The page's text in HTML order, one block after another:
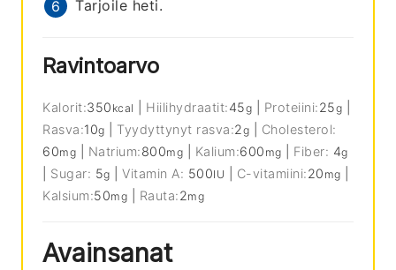
Tarjoile heti.
Ravintoarvo
Kalorit:350 kcal Hiilihydraatit:45g Proteiini:25g
Rasva:10g Tyydyttynyt rasva:2g
Cholesterol:
60mg Natrium:800mg Kalium:600 mg Fiber: 4g
Sugar: 5g |Vitamin A: 500IU C-vitamiini:20 mg
Kalsium:50mg Rauta:2mg
Avainsanat